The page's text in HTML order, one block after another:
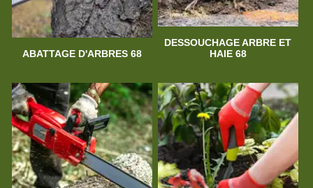
ABATTAGE D'ARBRES 68
DESSOUCHAGE ARBRE ET
HAIE 68